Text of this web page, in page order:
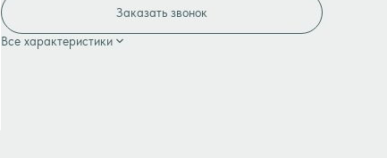
Заказать звонок
Все характеристики